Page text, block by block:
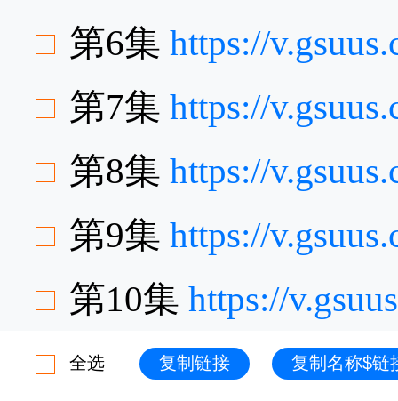
第6集 https://
第7集 https://
第8集 https://
第9集 https://
第10集 https://
全选 复制链接 复制名称$链